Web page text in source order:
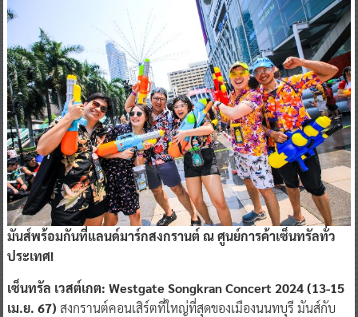
มันส์พร้อมกันที่แลนด์มาร์กสงกรานต์ ณ ศูนย์การค้าเซ็นทรัลทั่ว
ประเทศ!
เซ็นทรัล เวสต์เกต: Westgate Songkran Concert 2024 (13-15
เม.ย. 67) สงกรานต์คอนเสิร์ตที่ใหญ่ที่สุดของเมืองนนทบุรี มันส์กับ